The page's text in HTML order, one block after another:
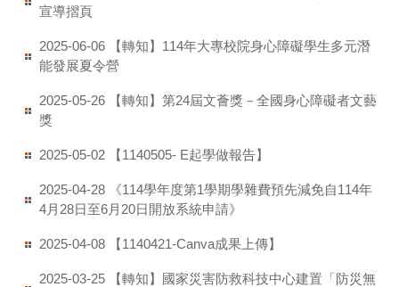
宣導摺頁
2025-06-06
【轉知】114年大專校院身心障礙學生多元潛
能發展夏令營
2025-05-26
【轉知】第24屆文薈獎－全國身心障礙者文藝
獎
2025-05-02 【1140505- E起學做報告】
2025-04-28
《114學年度第1學期學雜費預先減免自114年
4月28日至6月20日開放系統申請》
2025-04-08 【1140421-Canva成果上傳】
2025-03-25
【轉知】國家災害防救科技中心建置「防災無